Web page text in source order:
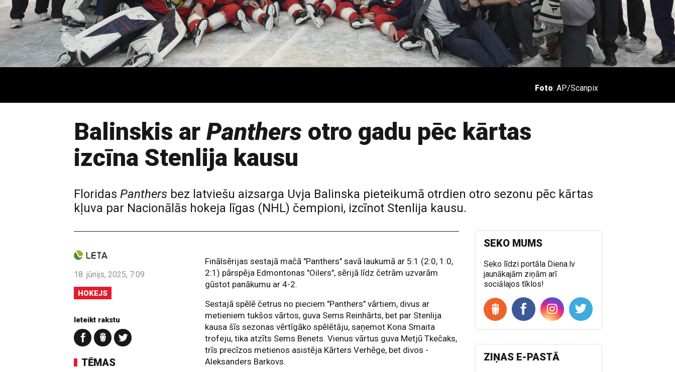
Foto: AP/Scanpix
Balinskis ar Panthers otro gadu pēc kārtas
izcīna Stenlija kausu
Floridas Panthers bez latviešu aizsarga Uvja Balinska pieteikumā otrdien otro sezonu pēc kārtas
kļuva par Nacionālās hokeja līgas (NHL) čempioni, izcīnot Stenlija kausu.
18. jūnijs, 2025, 7:09
HOKEJS
Ieteikt rakstu
TĒMAS
Finālsērijas sestajā mačā "Panthers" savā laukumā ar 5:1 (2:0, 1:0,
2:1) pārspēja Edmontonas "Oilers", sērijā līdz četrām uzvarām
gūstot panākumu ar 4-2.
Sestajā spēlē četrus no pieciem "Panthers" vārtiem, divus ar
metieniem tukšos vārtos, guva Sems Reinhārts, bet par Stenlija
kausa šīs sezonas vērtīgāko spēlētāju, saņemot Kona Smaita
trofeju, tika atzīts Sems Benets. Vienus vārtus guva Metjū Tkečaks,
trīs precīzos metienos asistēja Kārters Verhēge, bet divos -
Aleksanders Barkovs.
SEKO MUMS
Seko līdzi portāla Diena.lv
jaunākajām ziņām arī
sociālajos tīklos!
ZIŅAS E-PASTĀ